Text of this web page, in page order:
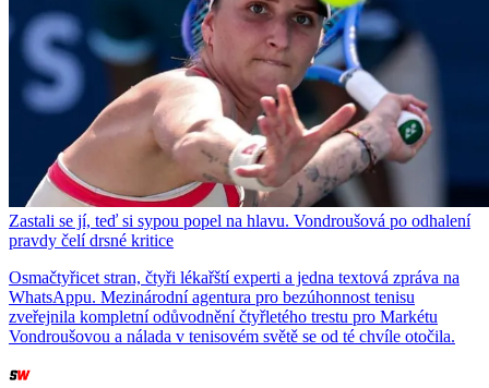
Zastali se jí, teď si sypou popel na hlavu. Vondroušová po odhalení
pravdy čelí drsné kritice
Osmačtyřicet stran, čtyři lékařští experti a jedna textová zpráva na
WhatsAppu. Mezinárodní agentura pro bezúhonnost tenisu
zveřejnila kompletní odůvodnění čtyřletého trestu pro Markétu
Vondroušovou a nálada v tenisovém světě se od té chvíle otočila.